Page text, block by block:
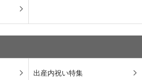
出産内祝い特集